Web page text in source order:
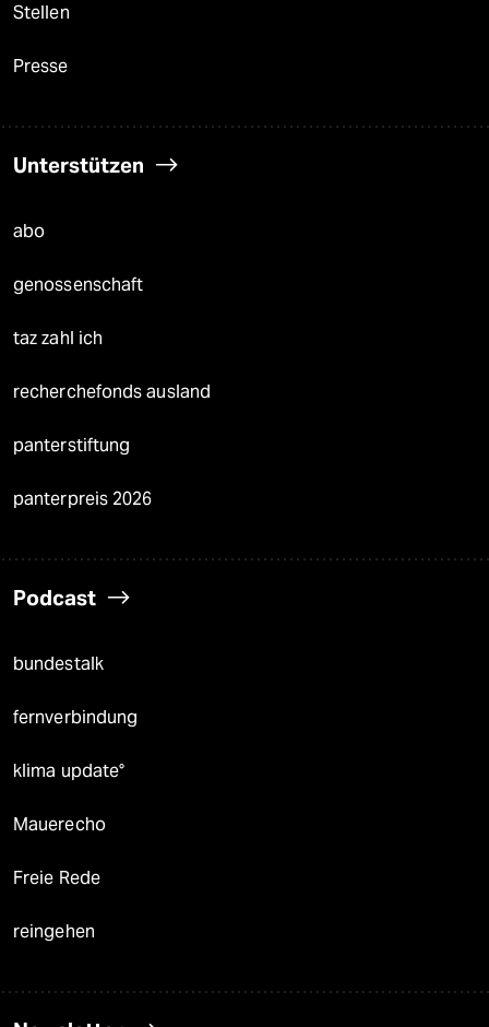
Stellen
Presse
Unterstützen
abo
genossenschaft
taz zahl ich
recherchefonds ausland
panterstiftung
panterpreis 2026
Podcast
bundestalk
fernverbindung
klima update°
Mauerecho
Freie Rede
reingehen